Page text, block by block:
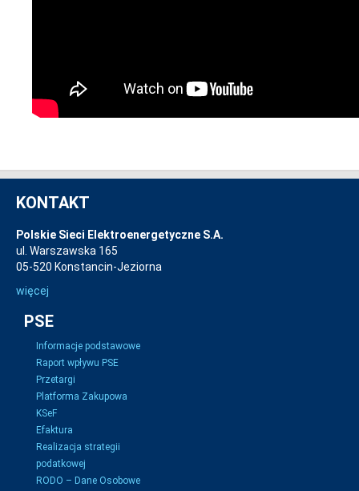
KONTAKT
Polskie Sieci Elektroenergetyczne S.A.
ul. Warszawska 165
05-520 Konstancin-Jeziorna
więcej
PSE
Informacje podstawowe
Raport wpływu PSE
Przetargi
Platforma Zakupowa
KSeF
Efaktura
Realizacja strategii
podatkowej
RODO – Dane Osobowe